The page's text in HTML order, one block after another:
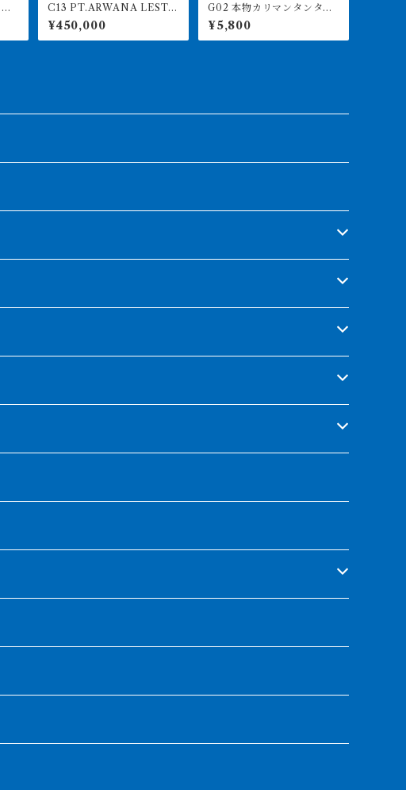
C13 PT.ARWANA LESTA
RI 最高峰紅龍 アブソリュ
ートレッド 16㎝前後 26
0-005153 アグスファーム
¥450,000
G02 本物カリマンタンタイ
ガー（ボルネオタイガー）
8-11㎝前後 ダトニオプ
ラスワン インドネシア便
¥5,800